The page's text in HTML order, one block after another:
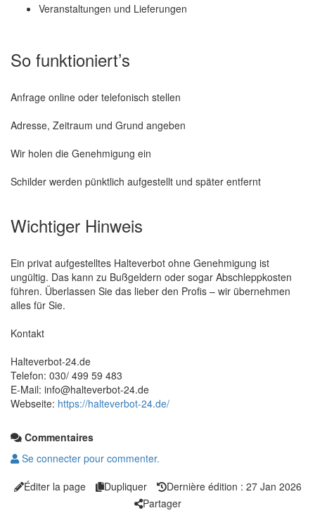
Veranstaltungen und Lieferungen
So funktioniert’s
Anfrage online oder telefonisch stellen
Adresse, Zeitraum und Grund angeben
Wir holen die Genehmigung ein
Schilder werden pünktlich aufgestellt und später entfernt
Wichtiger Hinweis
Ein privat aufgestelltes Halteverbot ohne Genehmigung ist
ungültig. Das kann zu Bußgeldern oder sogar Abschleppkosten
führen. Überlassen Sie das lieber den Profis – wir übernehmen
alles für Sie.
Kontakt
Halteverbot-24.de
Telefon: 030/ 499 59 483
E-Mail: info@halteverbot-24.de
Webseite: https://halteverbot-24.de/
Commentaires
Se connecter pour commenter.
Éditer la page
Dupliquer
Dernière édition : 27 Jan 2026
Partager